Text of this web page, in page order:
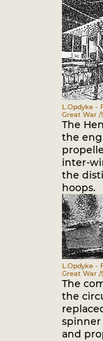
L.Opdyke -
Great War /
The
the
inter-
the
hoops.
L.Opdyke -
Great War /
The
the
and